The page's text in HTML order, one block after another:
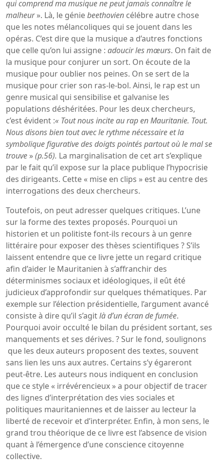
qui comprend ma musique ne peut jamais connaître le
malheur». Là, le géniebeethovien célébre autre chose
que les notes mélancoliques qui se jouent dans les
opéras. C’est dire que la musique a d’autres fonctions
que celle qu’on lui assigne : adoucir les mœurs. On fait de
la musique pour conjurer un sort. On écoute de la
musique pour oublier nos peines. On se sert de la
musique pour crier son ras-le-bol. Ainsi, le rap est un
genre musical qui sensibilise et galvanise les
populations déshéritées. Pour les deux chercheurs,
c’est évident :« Tout nous incite au rap en Mauritanie. Tout.
Nous disons bien tout avec le rythme nécessaire et la
symbolique figurative des doigts pointés partout où le mal se
trouve »(p.56). La marginalisation de cet art s’explique
par le fait qu’il expose sur la place publique l’hypocrisie
des dirigeants. Cette « mise en clips » est au centre des
interrogations des deux chercheurs.
Toutefois, on peut adresser quelques critiques. L’une
sur la forme des textes proposés. Pourquoi un
historien et un politiste font-ils recours à un genre
littéraire pour exposer des thèses scientifiques ? S’ils
laissent entendre que ce livre jette un regard critique
afin d’aider le Mauritanien à s’affranchir des
déterminismes sociaux et idéologiques, il eût été
judicieux d’approfondir sur quelques thématiques. Par
exemple sur l’élection présidentielle, l’argument avancé
consiste à dire qu’il s’agitlà d’un écran de fumée.
Pourquoi avoir occulté le bilan du président sortant, ses
manquements et ses dérives. ? Sur le fond, soulignons
que les deux auteurs proposent des textes, souvent
sans lien les uns aux autres. Certains s’y égareront
peut-être. Les auteurs nous indiquent en conclusion
que ce style « irrévérencieux » a pour objectif de tracer
des lignes d’interprétation des vies sociales et
politiques mauritaniennes et de laisser au lecteur la
liberté de recevoir et d’interpréter. Enfin, à mon sens, le
grand trou théorique de ce livre est l’absence de vision
quant à l’émergence d’une conscience citoyenne
collective.